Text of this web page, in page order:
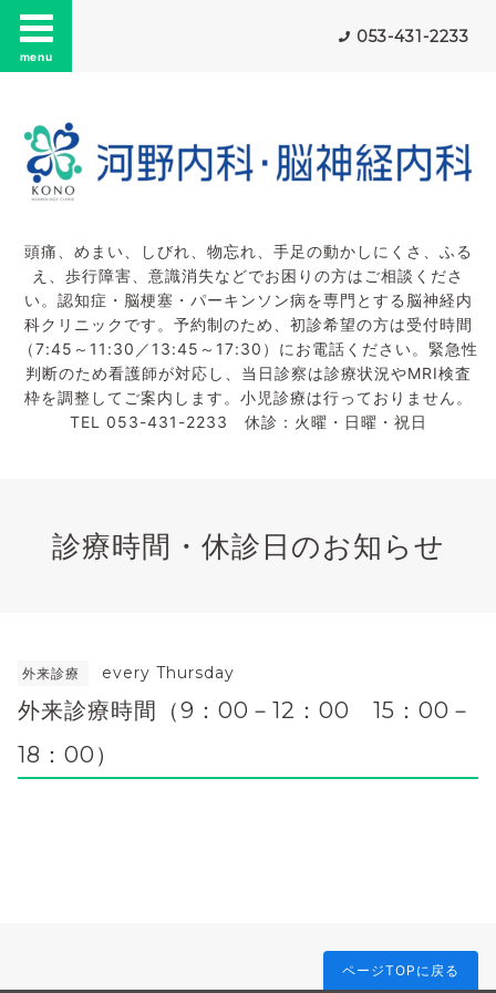
menu
053-431-2233
頭痛、めまい、しびれ、物忘れ、手足の動かしにくさ、ふる
え、歩行障害、意識消失などでお困りの方はご相談くださ
い。認知症・脳梗塞・パーキンソン病を専門とする脳神経内
科クリニックです。予約制のため、初診希望の方は受付時間
（7:45～11:30／13:45～17:30）にお電話ください。緊急性
判断のため看護師が対応し、当日診察は診療状況やMRI検査
枠を調整してご案内します。小児診療は行っておりません。
TEL 053-431-2233 休診：火曜・日曜・祝日
診療時間・休診日のお知らせ
外来診療 every Thursday
外来診療時間（9：00－12：00 15：00－
18：00）
ページTOPに戻る